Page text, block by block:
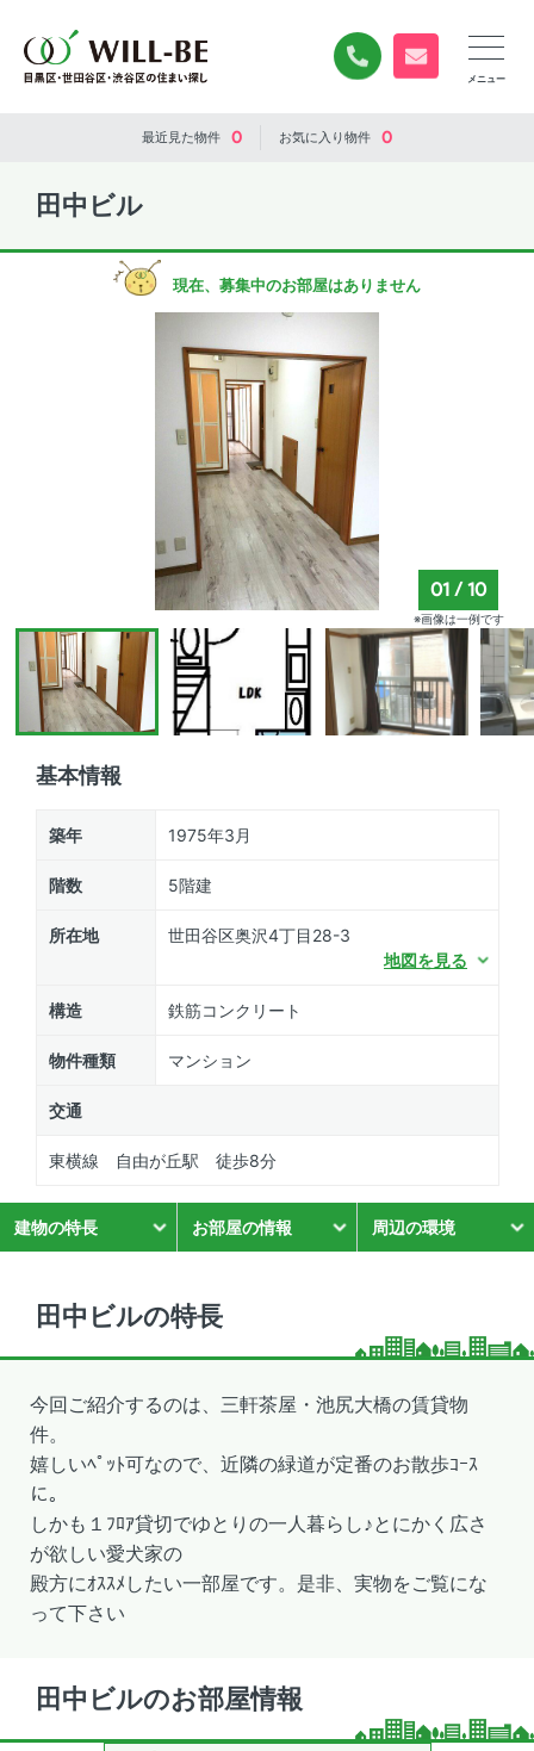
0120-840-834
無料お問い合
最近見た物件 0 お気に入り物件 0
田中ビル
現在、募集中のお部屋はありません
基本情報
築年 1975年3月
階数 5階建
所在地
世田谷区奥沢4丁目28-3
地図を見る
構造 鉄筋コンクリート
物件種類 マンション
交通
東横線 自由が丘駅 徒歩8分
建物の特長 お部屋の情報 周辺の環境
01 /10
※画像は一例です
田中ビルの特長
今回ご紹介するのは、三軒茶屋・池尻大橋の賃貸物
件。
嬉しいﾍﾟｯﾄ可なので、近隣の緑道が定番のお散歩ｺｰｽ
に。
しかも１ﾌﾛｱ貸切でゆとりの一人暮らし♪とにかく広さ
が欲しい愛犬家の
殿方にｵｽｽﾒしたい一部屋です。是非、実物をご覧にな
って下さい
田中ビルのお部屋情報